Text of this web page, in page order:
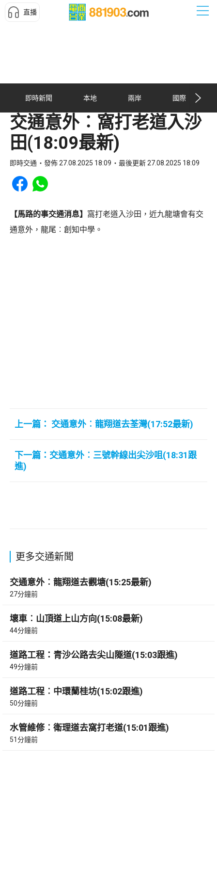
直播
即時新聞 本地 兩岸 國際
交通意外︰窩打老道入沙
田(18:09最新)
即時交通 發佈 27.08.2025 18:09 最後更新 27.08.2025 18:09
Share to Facebook
Share to WhatsApp
【馬路的事交通消息】 窩打老道入沙田，近九龍塘會有交
通意外，龍尾︰創知中學。
上一篇： 交通意外︰龍翔道去荃灣(17:52最新)
下一篇：交通意外︰三號幹線出尖沙咀(18:31跟
進)
更多交通新聞
交通意外︰龍翔道去觀塘(15:25最新)
27分鐘前
壞車︰山頂道上山方向(15:08最新)
44分鐘前
道路工程：青沙公路去尖山隧道(15:03跟進)
49分鐘前
道路工程︰中環蘭桂坊(15:02跟進)
50分鐘前
水管維修︰衛理道去窩打老道(15:01跟進)
51分鐘前